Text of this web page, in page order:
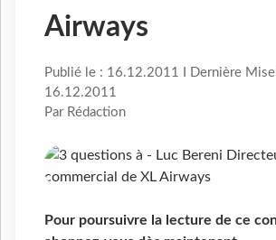
Airways
Publié le : 16.12.2011 I Dernière
16.12.2011
Par Rédaction
Pour poursuivre la lecture de ce